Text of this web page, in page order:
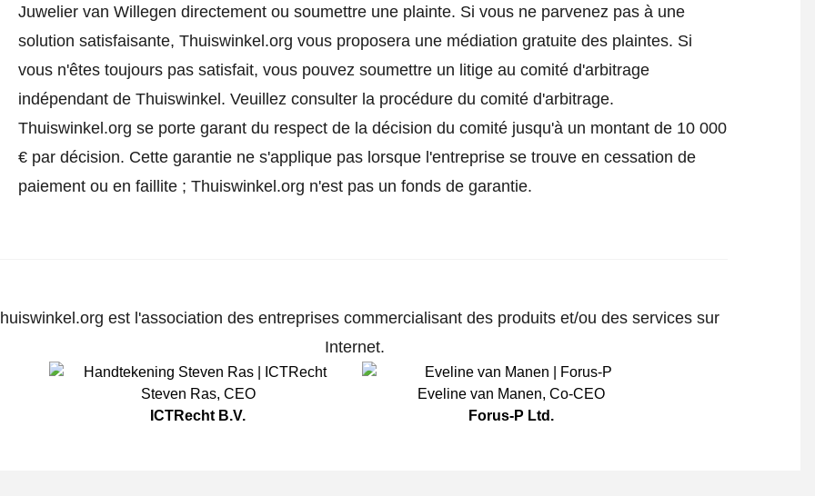
Juwelier van Willegen directement ou soumettre une plainte. Si vous ne parvenez pas à une
solution satisfaisante, Thuiswinkel.org vous proposera une médiation gratuite des plaintes. Si
vous n'êtes toujours pas satisfait, vous pouvez soumettre un litige au comité d'arbitrage
indépendant de Thuiswinkel. Veuillez consulter la procédure du comité d'arbitrage.
Thuiswinkel.org se porte garant du respect de la décision du comité jusqu'à un montant de 10 000
€ par décision. Cette garantie ne s'applique pas lorsque l'entreprise se trouve en cessation de
paiement ou en faillite ; Thuiswinkel.org n'est pas un fonds de garantie.
est l'association des entreprises commercialisant des produits et/ou des services sur
Internet.
Steven Ras, CEO
ICTRecht B.V.
Eveline van Manen, Co-CEO
Forus-P Ltd.